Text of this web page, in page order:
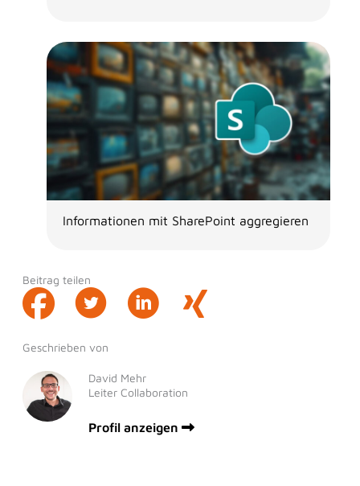
Informationen mit SharePoint aggregieren
Beitrag teilen
Geschrieben von
David Mehr
Leiter Collaboration
Profil anzeigen